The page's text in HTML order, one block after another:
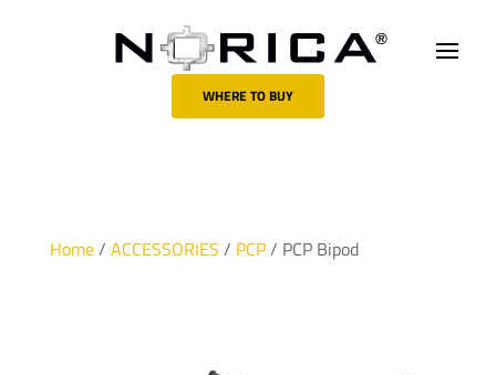
WHERE TO BUY
Home/ ACCESSORIES / PCP/ PCP Bipod